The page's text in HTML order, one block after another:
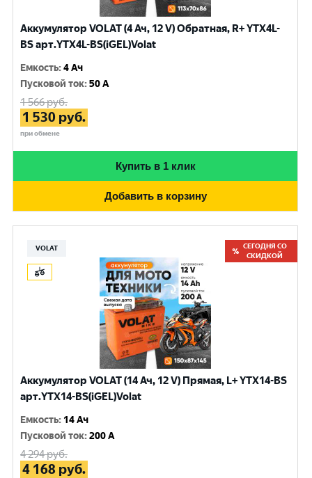
Аккумулятор VOLAT (4 Ач, 12 V) Обратная, R+ YTX4L-
BS арт.YTX4L-BS(iGEL)Volat
Емкость:4 Ач
Пусковой ток:50 A
1 566руб.
1 530 руб.
при обмене
Купить в 1 клик
Добавить в корзину
VOLAT
СЕГОДНЯ СО
СКИДКОЙ
Аккумулятор VOLAT (14 Ач, 12 V) Прямая, L+ YTX14-BS
арт.YTX14-BS(iGEL)Volat
Емкость: 14 Ач
Пусковой ток:200 A
4 294руб.
4 168 руб.